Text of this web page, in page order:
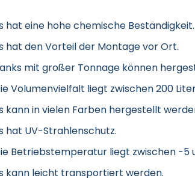
hat eine hohe chemische Beständigkeit.
hat den Vorteil der Montage vor Ort.
mit großer Tonnage können
Volumenvielfalt liegt zwischen 200
kann in vielen Farben hergestellt
hat UV-Strahlenschutz.
Betriebstemperatur liegt zwischen -5
kann leicht transportiert werden.